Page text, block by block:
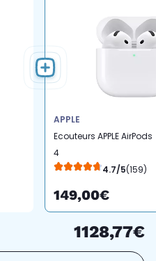
APPLE
Ecouteurs APPLE AirPods
4
4.7/5(159)
149,00€
1128,77€